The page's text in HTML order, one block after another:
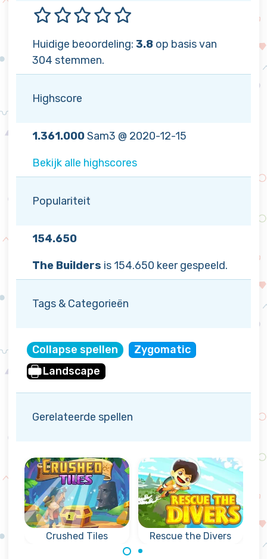
Huidige beoordeling: 3.8 op basis van
304 stemmen.
Highscore
1.361.000Sam3 @ 2020-12-15
Bekijk alle highscores
Populariteit
154.650
The Builders is 154.650 keer gespeeld.
Tags & Categorieën
Collapse spellen
Zygomatic
Landscape
Gerelateerde spellen
Rescue the Divers Crystal Collapse